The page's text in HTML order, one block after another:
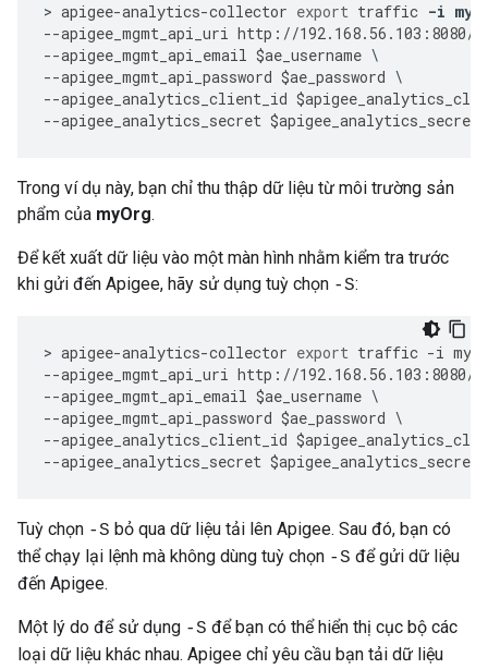
> apigee-analytics-collector export traffic -i
--apigee_mgmt_api_uri http : //192.168. 56.103 : 8080/
--apigee_mgmt_api_email $ae_username
--apigee_mgmt_api_password $ae_password
--apigee_analytics_client_id $
--apigee_analytics_secret $apigee_analytics_secret
Trong ví dụ này, bạn chỉ thu thập dữ liệu từ môi trường sản
phẩm của myOrg.
Để kết xuất dữ liệu vào một màn hình nhằm kiểm tra trước
khi gửi đến Apigee, hãy sử dụng tuỳ chọn -S:
> apigee-analytics-collector export traffic -i
--apigee_mgmt_api_uri http : //192.168. 56.103 : 8080/
--apigee_mgmt_api_email $ae_username
--apigee_mgmt_api_password $ae_password
--apigee_analytics_client_id $
--apigee_analytics_secret $apigee_analytics_secret
Tuỳ chọn -S bỏ qua dữ liệu tải lên Apigee. Sau đó, bạn có
thể chạy lại lệnh mà không dùng tuỳ chọn -S để gửi dữ liệu
đến Apigee.
Một lý do để sử dụng -S để bạn có thể hiển thị cục bộ các
loại dữ liệu khác nhau. Apigee chỉ yêu cầu bạn tải dữ liệu